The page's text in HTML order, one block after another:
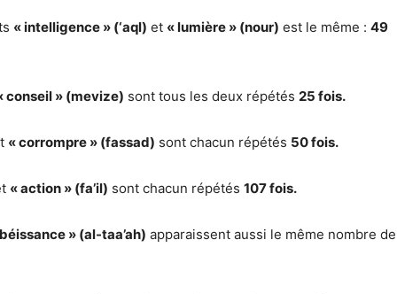
« intelligence » (‘aql) et « lumière » (nour) est le même : 49
conseil » (mevize) sont tous les deux répétés 25 fois.
« corrompre » (fassad) sont chacun répétés 50 fois.
« action » (fa’il) sont chacun répétés 107 fois.
» (al-taa’ah) apparaissent aussi le même nombre de